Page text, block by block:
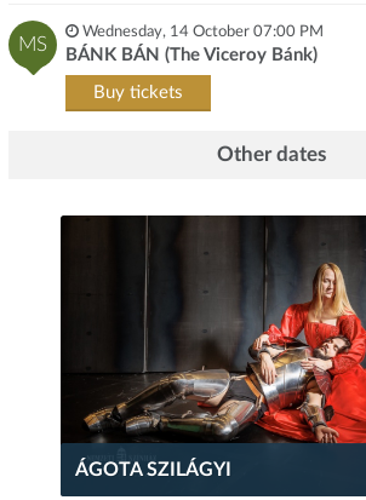
MS
Wednesday, 14 October 07:00 PM
BÁNK BÁN (The Viceroy Bánk)
Buy tickets
Other dates
ÁGOTA SZILÁGYI